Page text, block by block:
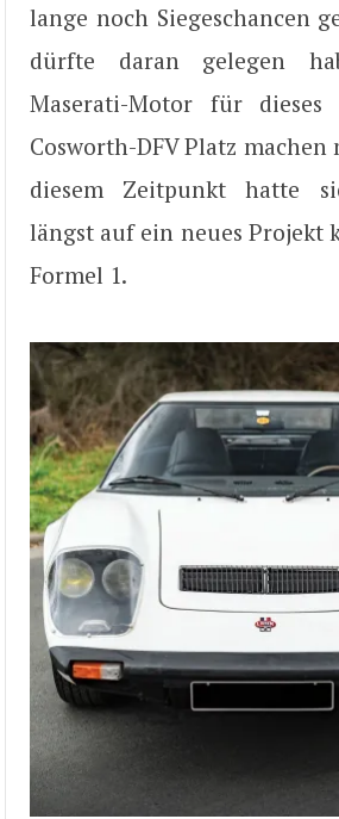
lange noch Siegeschancen
dürfte daran gelegen
Maserati-Motor für dieses
Cosworth-DFV Platz machen
diesem Zeitpunkt hatte
längst auf ein neues Projekt
Formel 1.